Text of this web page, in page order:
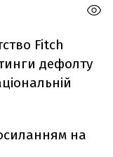
Fitch
дефолту
на